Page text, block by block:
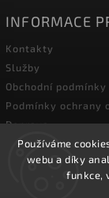
Používáme
webu a díky
funkce,
INFORMACE
Kontakty
Služby
Obchodní podmínky
Podmínky ochrany
Doprava
Blog zahradní